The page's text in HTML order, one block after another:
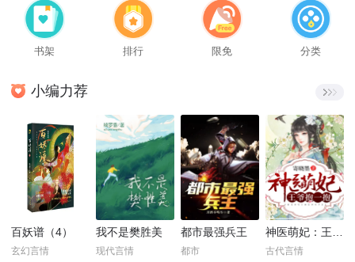
书架 排行 限免 分类
小编力荐
百妖谱（4）
玄幻言情
我不是樊胜美
现代言情
都市最强兵王
都市
神医萌妃：王爷，抱一抱！
古代言情